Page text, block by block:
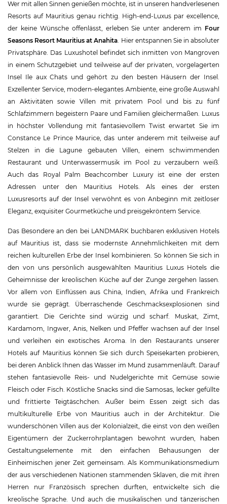
Wer mit allen Sinnen genießen möchte, ist in unseren handverlesenen
Resorts auf Mauritius genau richtig. High-end-Luxus par excellence,
der keine Wünsche offenlässt, erleben Sie unter anderem im Four
Seasons Resort Mauritius at Anahita. Hier entspannen Sie in absoluter
Privatsphäre. Das Luxushotel befindet sich inmitten von Mangroven
in einem Schutzgebiet und teilweise auf der privaten, vorgelagerten
Insel Ile aux Chats und gehört zu den besten Häusern der Insel.
Exzellenter Service, modern-elegantes Ambiente, eine große Auswahl
an Aktivitäten sowie Villen mit privatem Pool und bis zu fünf
Schlafzimmern begeistern Paare und Familien gleichermaßen. Luxus
in höchster Vollendung mit fantasievollem Twist erwartet Sie im
Constance Le Prince Maurice, das unter anderem mit teilweise auf
Stelzen in die Lagune gebauten Villen, einem schwimmenden
Restaurant und Unterwassermusik im Pool zu verzaubern weiß.
Auch das Royal Palm Beachcomber Luxury ist eine der ersten
Adressen unter den Mauritius Hotels. Als eines der ersten
Luxusresorts auf der Insel verwöhnt es von Anbeginn mit zeitloser
Eleganz, exquisiter Gourmetküche und preisgekröntem Service.
Das Besondere an den bei LANDMARK buchbaren exklusiven Hotels
auf Mauritius ist, dass sie modernste Annehmlichkeiten mit dem
reichen kulturellen Erbe der Insel kombinieren. So können Sie sich in
den von uns persönlich ausgewählten Mauritius Luxus Hotels die
Geheimnisse der kreolischen Küche auf der Zunge zergehen lassen.
Vor allem von Einflüssen aus China, Indien, Afrika und Frankreich
wurde sie geprägt. Überraschende Geschmacksexplosionen sind
garantiert. Die Gerichte sind würzig und scharf. Muskat, Zimt,
Kardamom, Ingwer, Anis, Nelken und Pfeffer wachsen auf der Insel
und verleihen ein exotisches Aroma. In den Restaurants unserer
Hotels auf Mauritius können Sie sich durch Speisekarten probieren,
bei deren Anblick Ihnen das Wasser im Mund zusammenläuft. Darauf
stehen fantasievolle Reis- und Nudelgerichte mit Gemüse sowie
Fleisch oder Fisch. Köstliche Snacks sind die Samosas, lecker gefüllte
und frittierte Teigtäschchen. Außer beim Essen zeigt sich das
multikulturelle Erbe von Mauritius auch in der Architektur. Die
wunderschönen Villen aus der Kolonialzeit, die einst von den weißen
Eigentümern der Zuckerrohrplantagen bewohnt wurden, haben
Gestaltungselemente mit den einfachen Behausungen der
Einheimischen jener Zeit gemeinsam. Als Kommunikationsmedium
der aus verschiedenen Nationen stammenden Sklaven, die mit ihren
Herren nur Französisch sprechen durften, entwickelte sich die
kreolische Sprache. Und auch die musikalischen und tänzerischen